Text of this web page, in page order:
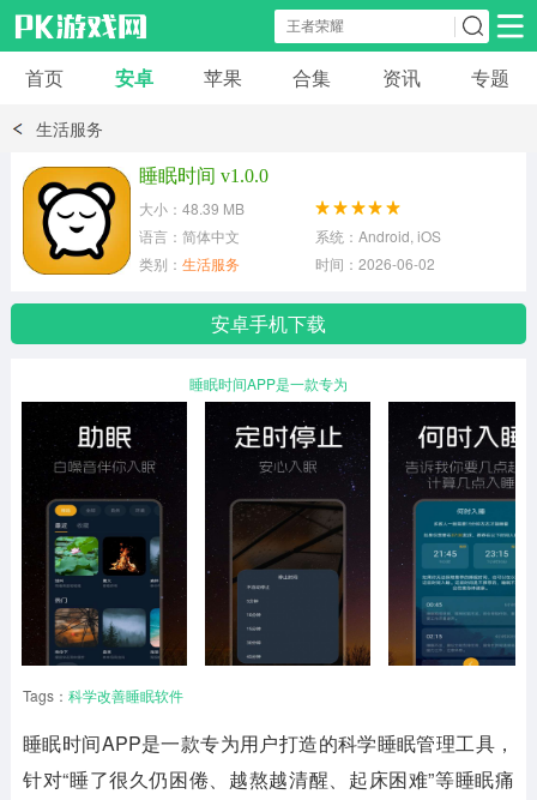
安卓应用 安卓游戏
模拟经营
首页 安卓 苹果 合集 资讯 专题
生活服务
睡眠时间 v1.0.0
大小：48.39 MB
语言：简体中文
系统：Android, iOS
类别： 生活服务 时间：2026-06-02
安卓手机下载
睡眠时间APP是一款专为
Tags： 科学改善睡眠软件
睡眠时间APP是一款专为用户打造的科学睡眠管理工具，
针对“睡了很久仍困倦、越熬越清醒、起床困难”等睡眠痛